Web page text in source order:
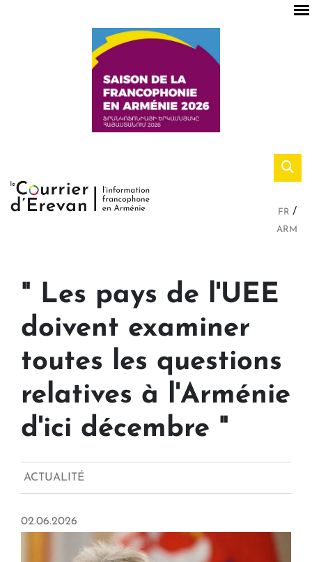
FR
ARM
" Les pays de l'UEE
doivent examiner
toutes les questions
relatives à l'Arménie
d'ici décembre "
ACTUALITÉ
02.06.2026